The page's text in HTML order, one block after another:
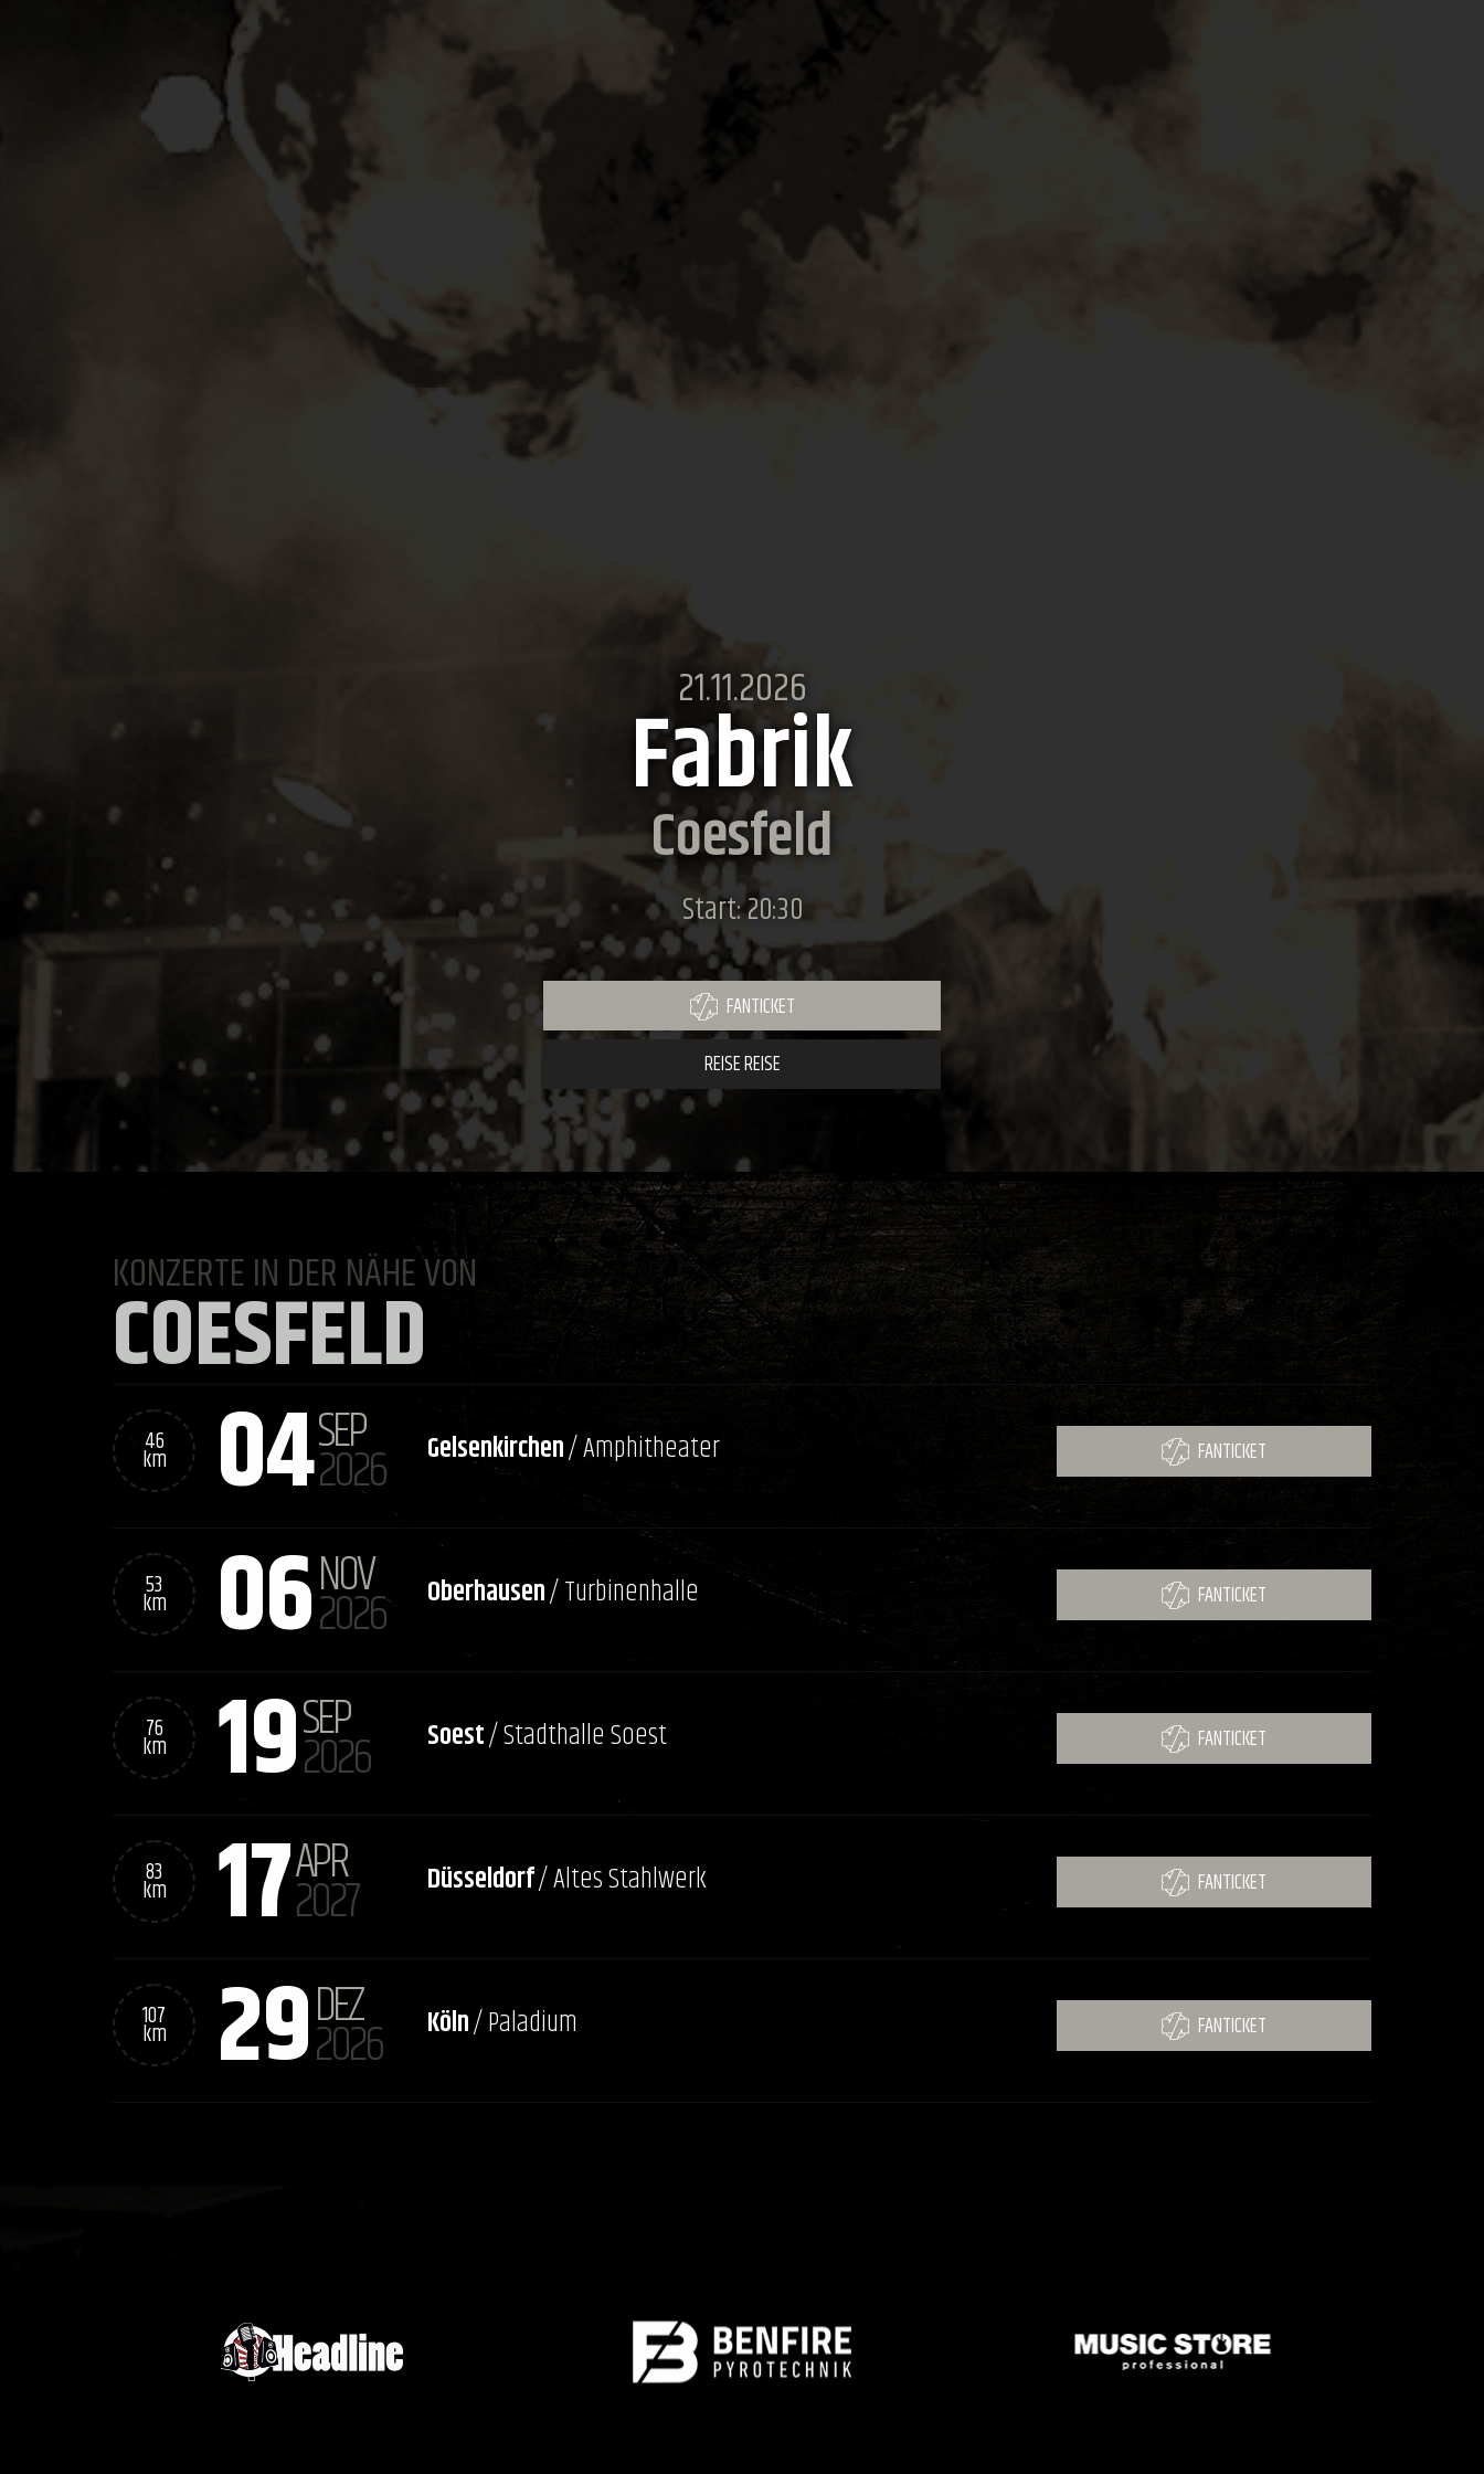
21.11.2026
Fabrik
Coesfeld
Start: 20:30
FANTICKET
REISE REISE
KONZERTE IN DER NÄHE VON
COESFELD
46
km 04SEP
2026 Gelsenkirchen/ Amphitheater FANTICKET
53
km 06NOV
2026 Oberhausen/ Turbinenhalle FANTICKET
76
km 19SEP
2026 Soest/ Stadthalle Soest FANTICKET
83
km 17APR
2027 Düsseldorf/ Altes Stahlwerk FANTICKET
107
km 29DEZ
2026 Köln/ Paladium FANTICKET